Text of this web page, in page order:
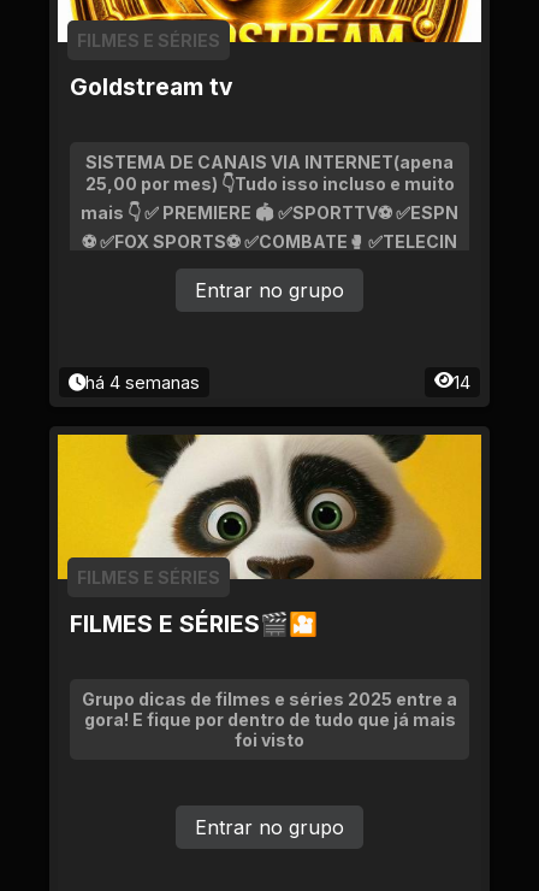
Goldstream tv
FILMES E SÉRIES
SISTEMA DE CANAIS VIA INTERNET(apena
25,00 por mes) 👇Tudo isso incluso e muito
mais 👇 ✅ PREMIERE 🏟️ ✅SPORTTV⚽ ✅ESPN
⚽ ✅FOX SPORTS⚽ ✅COMBATE🥊 ✅TELECIN
E 🍿 ✅ HBO 🎥 ✅INFANTIL 🧸 ✅RELIGIOSO 🙏 ✅
ADULTOS 🔞 ✅ NOTÍCIAS 📰 ✅ DOCUMENTÁ
RIOS ⌛ ✅FILMES DE CINEMA 🎞️ ✅CANAIS AB
NCLUINDO OS APLICATIVOS DA NETFLIX - G
LOBO PLAY - AMAZON PRIME- STAR TV - H
BO MAX -DAZN - DISNEY e muito mais!!! 📌 F
UNCIONA EM 📺SMART TV 📼 TV BOX 📱CEL
ULAR 💻 NOTEBOOK/ PC
há 4 semanas 14
Entrar no grupo
FILMES E SÉRIES🎬🎦
FILMES E SÉRIES
Grupo dicas de filmes e séries 2025 entre a
gora! E fique por dentro de tudo que já mais
foi visto
Entrar no grupo